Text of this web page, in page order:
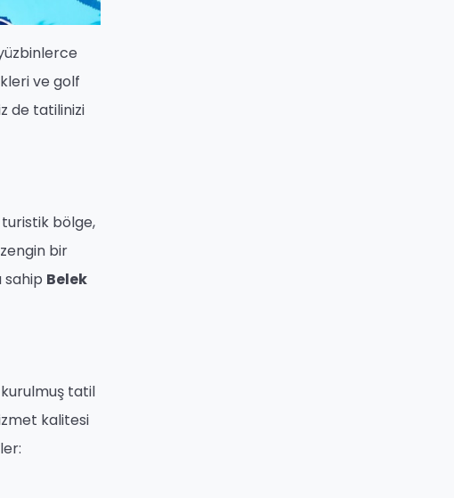
ve golf
de tatilinizi
turistik bölge,
bir
sahip Belek
tatil
kalitesi